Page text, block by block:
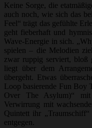
Keine Sorge, die
auch noch, wie sich das
Feel“ trägt das gefühlte
geht fieberhaft und
Wave-Energie in sich.
spielen – die Melodien
zwar ruppig serviert, bloß
liegt über dem
übergeht. Etwas
Loop basierende Fun Boy
Over The Asylum)“ mit
Verwirrung mit
Quintett ihr
entgegen.